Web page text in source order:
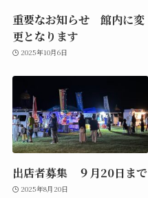
重要なお知らせ 館内に変
更となります
2025年10月6日
出店者募集 ９月20日まで
2025年8月20日